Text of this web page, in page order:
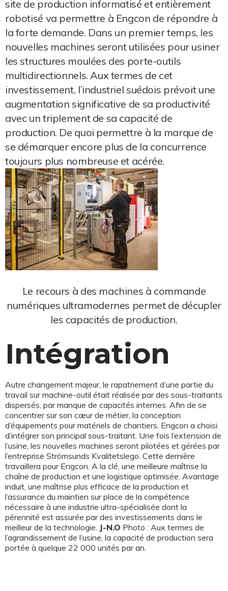
site de production informatisé et entièrement
robotisé va permettre à Engcon de répondre à
la forte demande. Dans un premier temps, les
nouvelles machines seront utilisées pour usiner
les structures moulées des porte-outils
multidirectionnels. Aux termes de cet
investissement, l’industriel suédois prévoit une
augmentation significative de sa productivité
avec un triplement de sa capacité de
production. De quoi permettre à la marque de
se démarquer encore plus de la concurrence
toujours plus nombreuse et acérée.
Le recours à des machines à commande
numériques ultramodernes permet de décupler
les capacités de production.
Intégration
Autre changement majeur, le rapatriement d’une partie du
travail sur machine-outil était réalisée par des sous-traitants
dispersés, par manque de capacités internes. Afin de se
concentrer sur son cœur de métier, la conception
d’équipements pour matériels de chantiers, Engcon a choisi
d’intégrer son principal sous-traitant. Une fois l’extension de
l’usine, les nouvelles machines seront pilotées et gérées par
l’entreprise Strömsunds Kvalitetslego. Cette dernière
travaillera pour Engcon. A la clé, une meilleure maîtrise la
chaîne de production et une logistique optimisée. Avantage
induit, une maîtrise plus efficace de la production et
l’assurance du maintien sur place de la compétence
nécessaire à une industrie ultra-spécialisée dont la
pérennité est assurée par des investissements dans le
meilleur de la technologie. J-N.O Photo : Aux termes de
l’agrandissement de l’usine, la capacité de production sera
portée à quelque 22 000 unités par an.